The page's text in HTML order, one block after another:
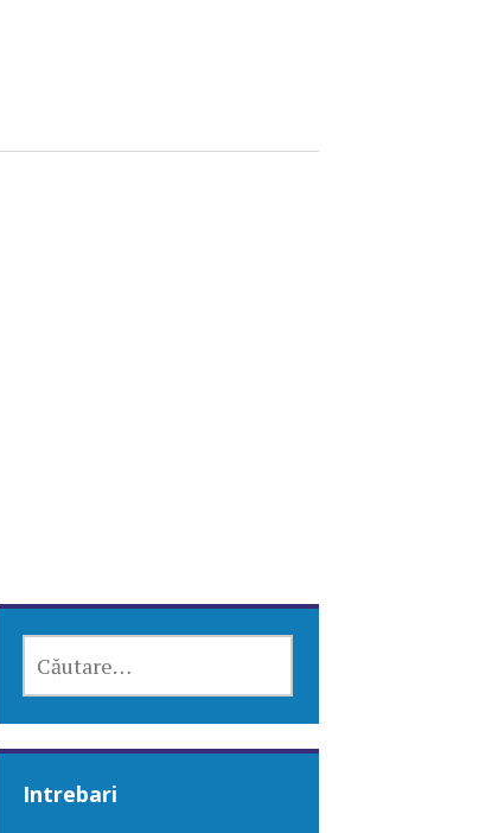
DUPĂ:
Intrebari